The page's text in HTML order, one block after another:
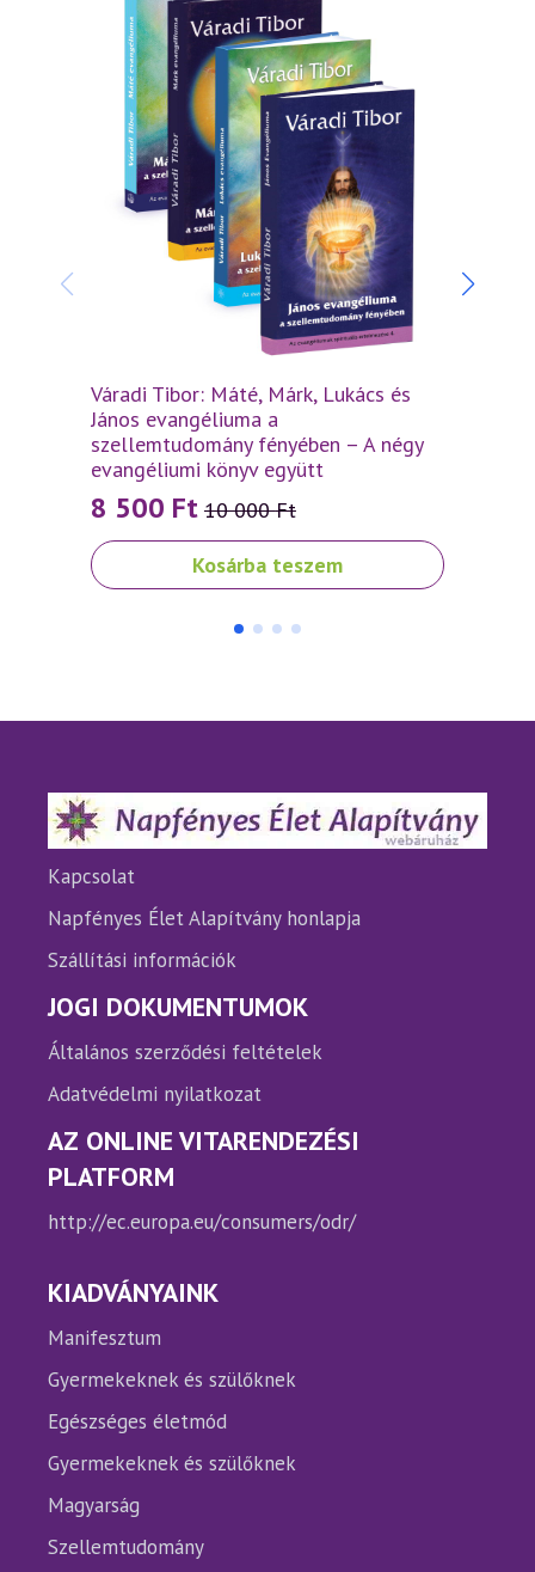
Váradi Tibor: Máté, Márk, Lukács és
János evangéliuma a
szellemtudomány fényében – A négy
evangéliumi könyv együtt
10 000Ft
Original
price
was:
8 500 Ft
Current
price
is:
Kosárba teszem
Kapcsolat
Napfényes Élet Alapítvány honlapja
Szállítási információk
JOGI DOKUMENTUMOK
Általános szerződési feltételek
Adatvédelmi nyilatkozat
AZ ONLINE VITARENDEZÉSI
PLATFORM
http://ec.europa.eu/consumers/odr/
KIADVÁNYAINK
Manifesztum
Gyermekeknek és szülőknek
Egészséges életmód
Gyermekeknek és szülőknek
Magyarság
Szellemtudomány